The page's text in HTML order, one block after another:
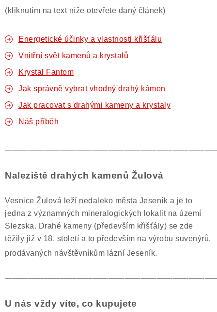
(kliknutím na text níže otevřete daný článek)
Energetické účinky a vlastnosti křišťálu
Vnitřní svět kamenů a krystalů
Krystal Fantom
Jak správně vybrat vhodný drahý kámen
Jak pracovat s drahými kameny a krystaly
Náš příběh
Naleziště drahých kamenů Žulová
Vesnice Žulová leží nedaleko města Jeseník a je to
jedna z významných mineralogických lokalit na území
Slezska. Drahé kameny (především křišťály) se zde
těžily již v 18. století a to především na výrobu suvenýrů,
prodávaných návštěvníkům lázní Jeseník.
U nás vždy víte, co kupujete